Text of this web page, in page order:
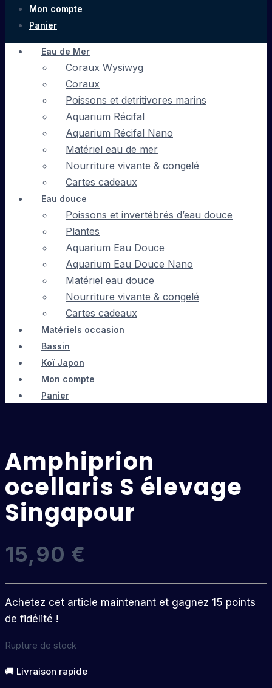
Mon compte
Panier
Eau de Mer
Coraux Wysiwyg
Coraux
Poissons et detritivores marins
Aquarium Récifal
Aquarium Récifal Nano
Matériel eau de mer
Nourriture vivante & congelé
Cartes cadeaux
Eau douce
Poissons et invertébrés d’eau douce
Plantes
Aquarium Eau Douce
Aquarium Eau Douce Nano
Matériel eau douce
Nourriture vivante & congelé
Cartes cadeaux
Matériels occasion
Bassin
Koï Japon
Mon compte
Panier
Amphiprion
ocellaris S élevage
Singapour
15,90 €
Achetez cet article maintenant et gagnez 15 points
de fidélité !
Rupture de stock
🚚 Livraison rapide